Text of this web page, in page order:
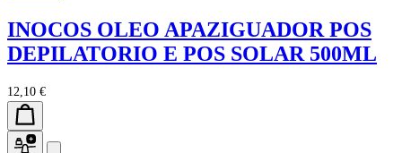
INOCOS OLEO APAZIGUADOR POS
DEPILATORIO E POS SOLAR 500ML
12,10 €